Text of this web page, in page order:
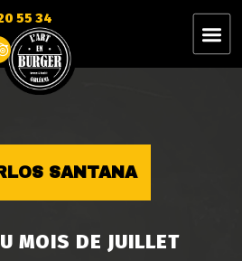
55 34
SANTANA
MOIS DE JUILLET